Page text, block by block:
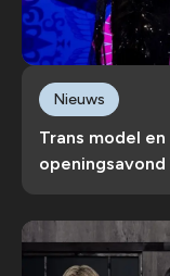
Trans model
openingsavond
Nieuws